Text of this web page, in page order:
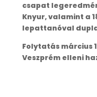
csapat
Knyur, valamint a
lepattanóval
Folytatás március
Veszprém elleni